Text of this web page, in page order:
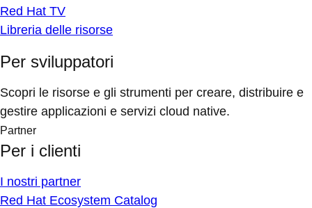
Red Hat TV
Libreria delle risorse
Per sviluppatori
Scopri le risorse e gli strumenti per creare, distribuire e
gestire applicazioni e servizi cloud native.
Partner
Per i clienti
I nostri partner
Red Hat Ecosystem Catalog